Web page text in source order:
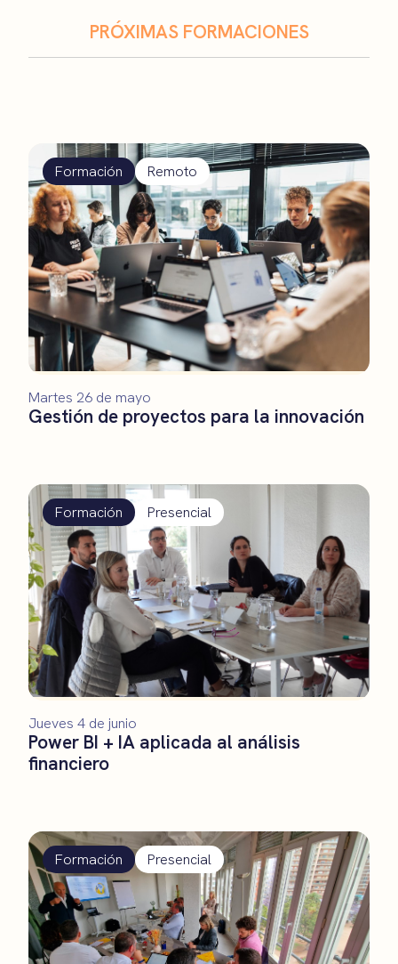
PRÓXIMAS FORMACIONES
Formación Remoto
Gestión de proyectos para la innovación
Martes 26 de mayo
Formación Presencial
Power BI + IA aplicada al análisis
financiero
Jueves 4 de junio
Formación Presencial